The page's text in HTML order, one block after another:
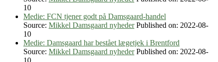
10
Medie: FCN tjener godt på Damsgaard-handel
Source: Mikkel Damsgaard nyheder Published on: 2022-08-
10
Medie: Damsgaard har bestået lægetjek i Brentford
Source: Mikkel Damsgaard nyheder Published on: 2022-08-